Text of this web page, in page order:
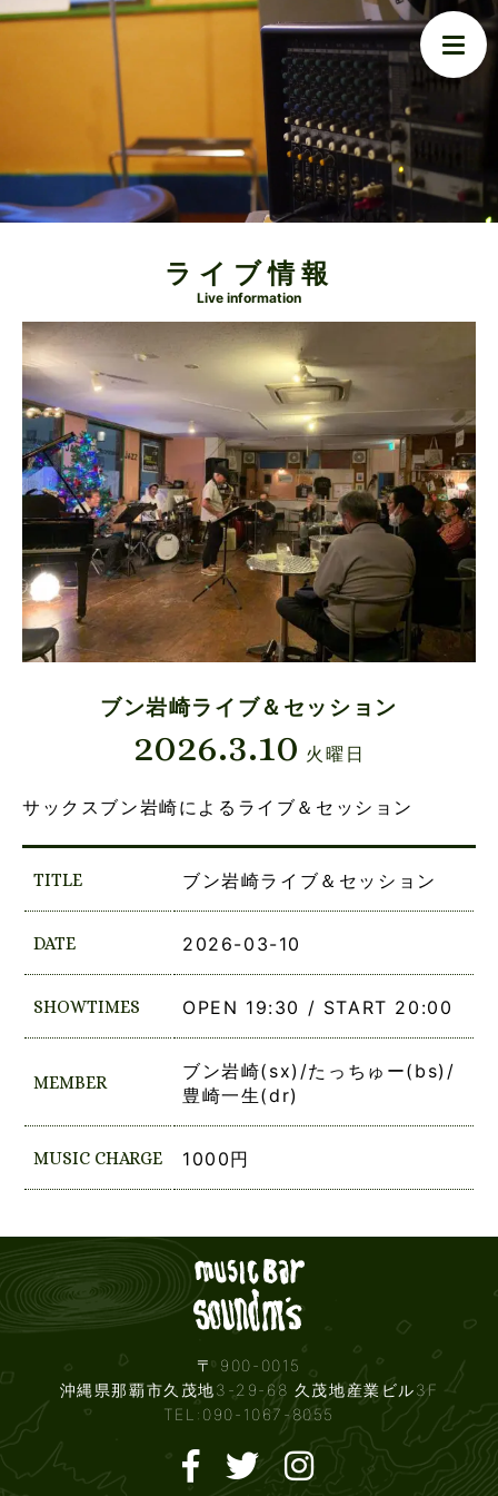
ライブ情報
Live information
ブン岩崎ライブ＆セッション
2026.3.10 火曜日
サックスブン岩崎によるライブ＆セッション
TITLE ブン岩崎ライブ＆セッション
DATE 2026-03-10
SHOWTIMES OPEN 19:30 / START 20:00
MEMBER
ブン岩崎(sx)/たっちゅー(bs)/
豊崎一生(dr)
MUSIC CHARGE 1000円
〒 900-0015
沖縄県那覇市久茂地3-29-68 久茂地産業ビル3F
TEL:090-1067-8055